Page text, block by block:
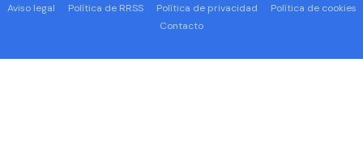
Aviso legal Política de RRSS Política de privacidad
Política de cookies
Contacto